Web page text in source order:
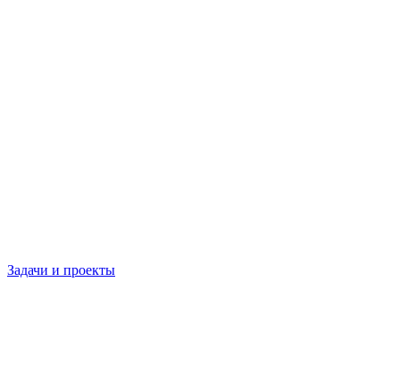
Задачи и проекты